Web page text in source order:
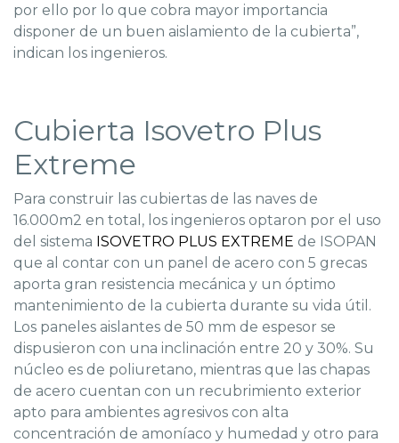
por ello por lo que cobra mayor importancia
disponer de un buen aislamiento de la cubierta”,
indican los ingenieros.
Cubierta Isovetro Plus
Extreme
Para construir las cubiertas de las naves de
16.000m2 en total, los ingenieros optaron por el uso
del sistema ISOVETRO PLUS EXTREME de ISOPAN
que al contar con un panel de acero con 5 grecas
aporta gran resistencia mecánica y un óptimo
mantenimiento de la cubierta durante su vida útil.
Los paneles aislantes de 50 mm de espesor se
dispusieron con una inclinación entre 20 y 30%. Su
núcleo es de poliuretano, mientras que las chapas
de acero cuentan con un recubrimiento exterior
apto para ambientes agresivos con alta
concentración de amoníaco y humedad y otro para